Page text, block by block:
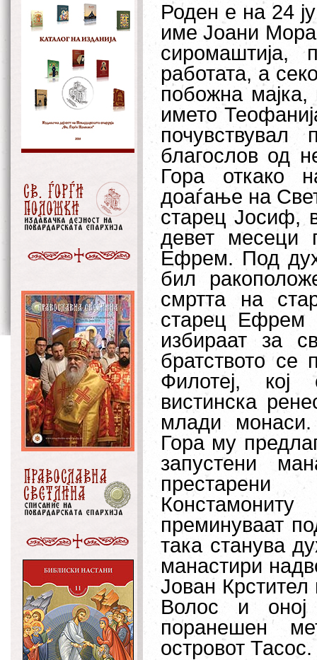
Роден е на 24
име Јоани
сиромаштија,
работата, а
побожна
името
благослов од
Гора откако
доаѓање на
старец Јосиф,
девет месеци
Ефрем. Под
бил
смртта на
старец Ефрем
избираат за
братството се
Филотеј, кој
вистинска
млади
Гора му
запустени
преминуваат
така станува
манастири
Јован
Волос и
поранешен
островот Тасос.